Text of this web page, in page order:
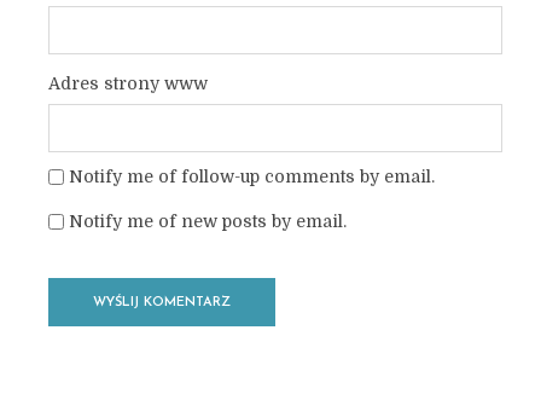
Adres strony www
Notify me of follow-up comments by email.
Notify me of new posts by email.